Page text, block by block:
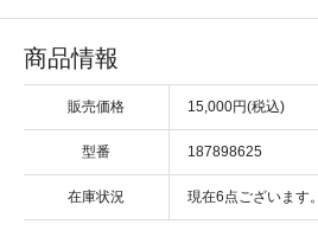
商品情報
販売価格 15,000円(税込)
型番 187898625
在庫状況 現在6点ございます。